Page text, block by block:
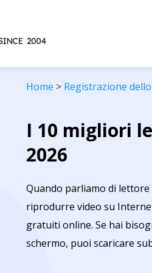
Home > Registrazione
I 10 migliori
2026
Quando parliamo di
riprodurre video su
gratuiti online. Se hai
schermo, puoi scaricare